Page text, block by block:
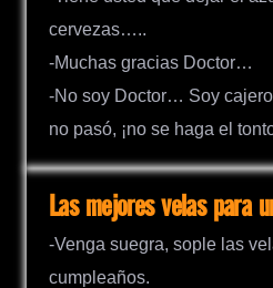
cervezas…..
-Muchas gracias Doctor…
-No soy Doctor… Soy
no pasó, ¡no se haga el
Las mejores velas para
-Venga suegra, sople las
cumpleaños.